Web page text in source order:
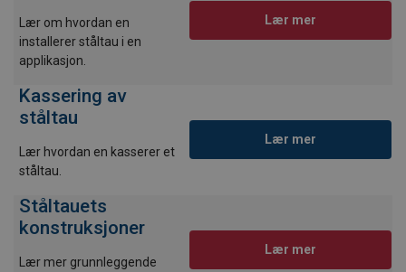
Lær om hvordan en
installerer ståltau i en
applikasjon.
Lær mer
Kassering av
ståltau
Lær hvordan en kasserer et
ståltau.
Lær mer
Ståltauets
konstruksjoner
Lær mer grunnleggende
Lær mer